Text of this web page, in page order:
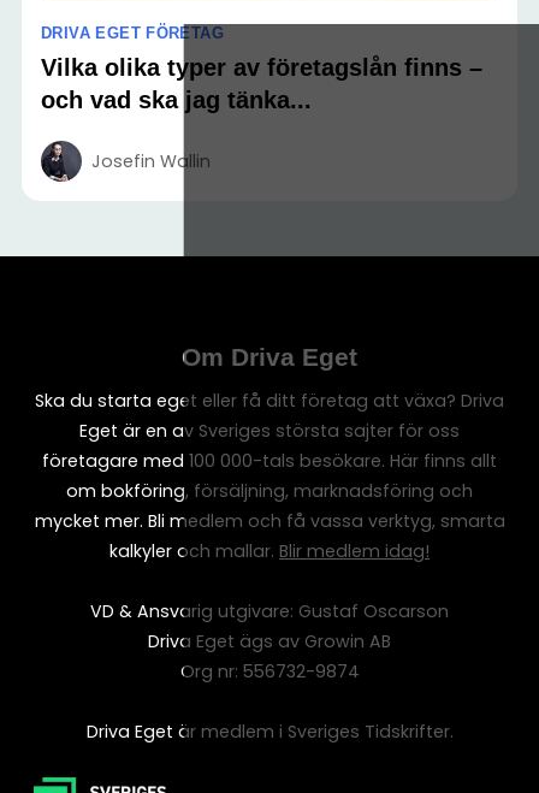
DRIVA EGET FÖRETAG
Vilka olika typer av företagslån finns –
och vad ska jag tänka...
Josefin Wallin
Om Driva Eget
Ska du starta eget eller få ditt företag att växa? Driva
Eget är en av Sveriges största sajter för oss
företagare med 100 000-tals besökare. Här finns allt
om bokföring, försäljning, marknadsföring och
mycket mer. Bli medlem och få vassa verktyg, smarta
kalkyler och mallar. Blir medlem idag!
VD & Ansvarig utgivare: Gustaf Oscarson
Driva Eget ägs av Growin AB
Org nr: 556732-9874
Driva Eget är medlem i Sveriges Tidskrifter.